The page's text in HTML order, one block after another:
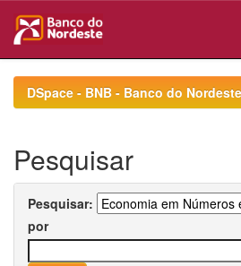
navigationDSpace - BNB - Banco do
Pesquisar
Pesquisar:
por